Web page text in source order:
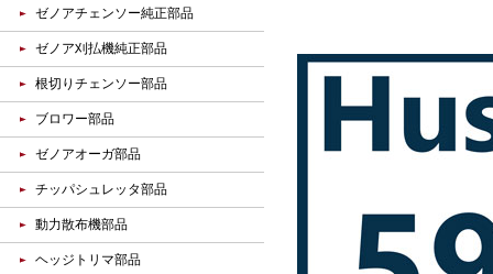
ゼノアチェンソー純正部品
ゼノア刈払機純正部品
根切りチェンソー部品
ブロワー部品
ゼノアオーガ部品
チッパシュレッタ部品
動力散布機部品
ヘッジトリマ部品